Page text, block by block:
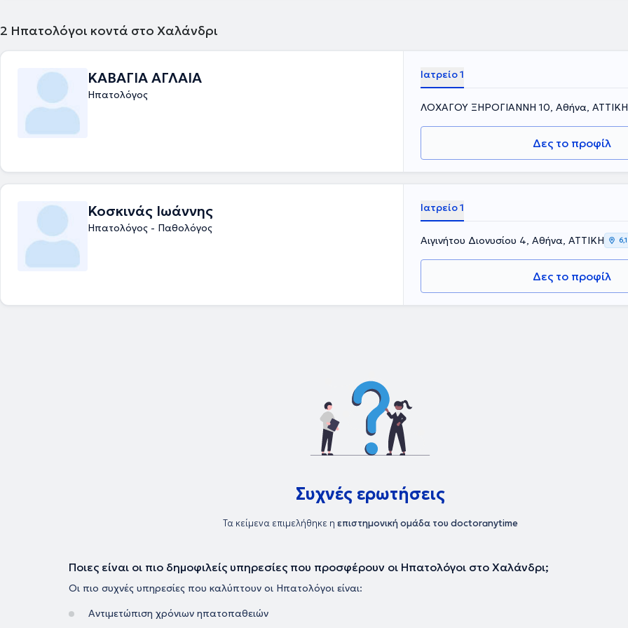
οισαφαγίτιδα , νόσος Crohn και Ελκώδης κολίτιδα, γαστρίτιδα, ηπατίτιδα, κίρρωση
του ήπατος, αιμορροΐδες και άλλα. Ταυτόχρονα, προγραμματίζει άμεσα μαζί με τον
ασθενή όποια ενδοσκοπική πράξη απαιτείται, μετά από ενδελεχή ενημέρωση.
2 Ηπατολόγοι κοντά στο Χαλάνδρι
ΚΑΒΑΓΙΑ ΑΓΛΑΙΑ
Ηπατολόγος
Ιατρείο 1
ΛΟΧΑΓΟΥ ΞΗΡΟΓΙΑΝΝΗ 10, Αθήνα, ΑΤΤΙΚΗ
Δες το προφίλ
Κοσκινάς Ιωάννης
Ηπατολόγος - Παθολόγος
Ιατρείο 1
Αιγινήτου Διονυσίου 4, Αθήνα, ΑΤΤΙΚΗ
Δες το προφίλ
Συχνές ερωτήσεις
Τα κείμενα επιμελήθηκε η επιστημονική ομάδα του doctoranytime
Ποιες είναι οι πιο δημοφιλείς υπηρεσίες που προσφέρουν οι Ηπατολόγοι στο Χαλάνδρι;
Οι πιο συχνές υπηρεσίες που καλύπτουν οι Ηπατολόγοι είναι:
Αντιμετώπιση χρόνιων ηπατοπαθειών